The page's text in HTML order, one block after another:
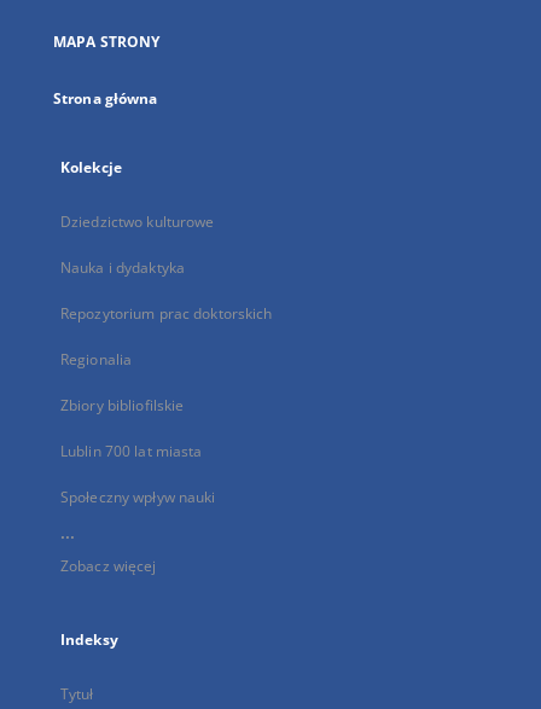
karcie
MAPA STRONY
Strona główna
Kolekcje
Dziedzictwo kulturowe
Nauka i dydaktyka
Repozytorium prac doktorskich
Regionalia
Zbiory bibliofilskie
Lublin 700 lat miasta
Społeczny wpływ nauki
...
Zobacz więcej
Indeksy
Tytuł